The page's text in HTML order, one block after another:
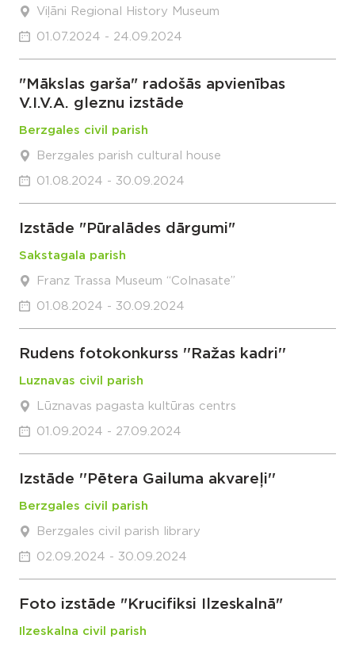
Viļāni Regional History Museum
01.07.2024 - 24.09.2024
"Mākslas garša" radošās apvienības
V.I.V.A. gleznu izstāde
Berzgales civil parish
Berzgales parish cultural house
01.08.2024 - 30.09.2024
Izstāde "Pūralādes dārgumi"
Sakstagala parish
Franz Trassa Museum “Colnasate”
01.08.2024 - 30.09.2024
Rudens fotokonkurss ''Ražas kadri''
Luznavas civil parish
Lūznavas pagasta kultūras centrs
01.09.2024 - 27.09.2024
Izstāde ''Pētera Gailuma akvareļi''
Berzgales civil parish
Berzgales civil parish library
02.09.2024 - 30.09.2024
Foto izstāde "Krucifiksi Ilzeskalnā"
Ilzeskalna civil parish